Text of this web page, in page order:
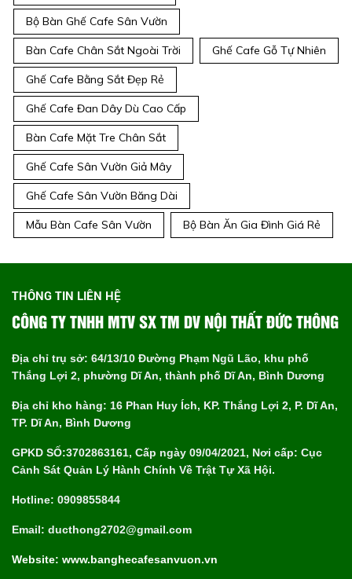
Bộ Bàn Ghế Cafe Sân Vườn
Bàn Cafe Chân Sắt Ngoài Trời Ghế Cafe Gỗ Tự Nhiên
Ghế Cafe Bằng Sắt Đẹp Rẻ
Ghế Cafe Đan Dây Dù Cao Cấp
Bàn Cafe Mặt Tre Chân Sắt
Ghế Cafe Sân Vườn Giả Mây
Ghế Cafe Sân Vườn Băng Dài
Mẫu Bàn Cafe Sân Vườn Bộ Bàn Ăn Gia Đình Giá Rẻ
THÔNG TIN LIÊN HỆ
CÔNG TY TNHH MTV SX TM DV NỘI THẤT ĐỨC THÔNG
Địa chỉ trụ sở: 64/13/10 Đường Phạm Ngũ Lão, khu phố
Thắng Lợi 2, phường Dĩ An, thành phố Dĩ An, Bình Dương
Địa chỉ kho hàng: 16 Phan Huy Ích, KP. Thắng Lợi 2, P. Dĩ An,
TP. Dĩ An, Bình Dương
GPKD SỐ:3702863161, Cấp ngày 09/04/2021, Nơi cấp: Cục
Cảnh Sát Quản Lý Hành Chính Về Trật Tự Xã Hội.
Hotline: 0909855844
Email: ducthong2702@gmail.com
Website: www.banghecafesanvuon.vn